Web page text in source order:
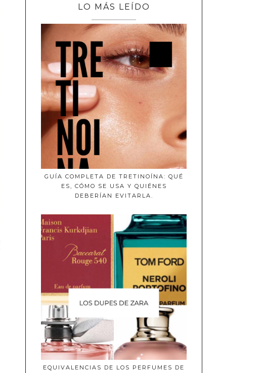
LO MÁS LEÍDO
GUÍA COMPLETA DE TRETINOÍNA: QUÉ
ES, CÓMO SE USA Y QUIÉNES
DEBERÍAN EVITARLA.
EQUIVALENCIAS DE LOS PERFUMES DE